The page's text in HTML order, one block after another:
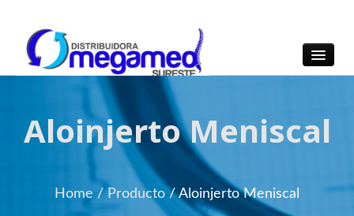
OmegaMed Sureste
OmegaMed Sureste
Aloinjerto Meniscal
Home/Producto /Aloinjerto Meniscal